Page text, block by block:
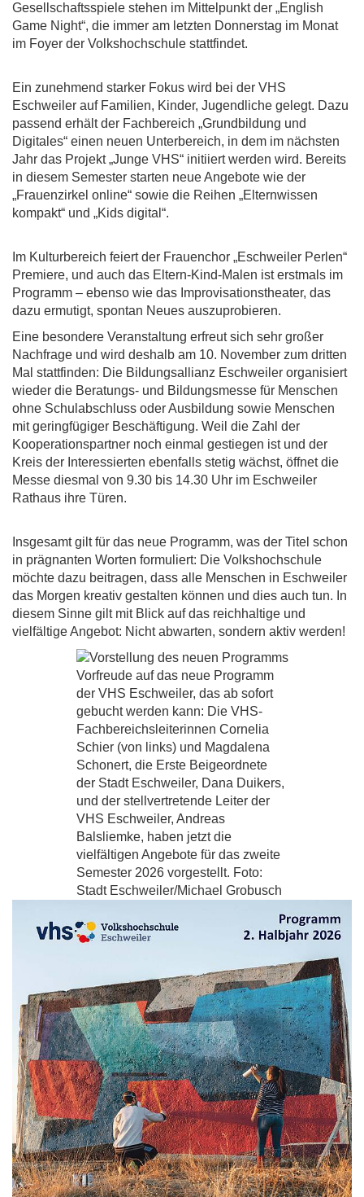
Gesellschaftsspiele stehen im Mittelpunkt der „English
Game Night“, die immer am letzten Donnerstag im Monat
im Foyer der Volkshochschule stattfindet.
Ein zunehmend starker Fokus wird bei der VHS
Eschweiler auf Familien, Kinder, Jugendliche gelegt. Dazu
passend erhält der Fachbereich „Grundbildung und
Digitales“ einen neuen Unterbereich, in dem im nächsten
Jahr das Projekt „Junge VHS“ initiiert werden wird. Bereits
in diesem Semester starten neue Angebote wie der
„Frauenzirkel online“ sowie die Reihen „Elternwissen
kompakt“ und „Kids digital“.
Im Kulturbereich feiert der Frauenchor „Eschweiler Perlen“
Premiere, und auch das Eltern-Kind-Malen ist erstmals im
Programm – ebenso wie das Improvisationstheater, das
dazu ermutigt, spontan Neues auszuprobieren.
Eine besondere Veranstaltung erfreut sich sehr großer
Nachfrage und wird deshalb am 10. November zum dritten
Mal stattfinden: Die Bildungsallianz Eschweiler organisiert
wieder die Beratungs- und Bildungsmesse für Menschen
ohne Schulabschluss oder Ausbildung sowie Menschen
mit geringfügiger Beschäftigung. Weil die Zahl der
Kooperationspartner noch einmal gestiegen ist und der
Kreis der Interessierten ebenfalls stetig wächst, öffnet die
Messe diesmal von 9.30 bis 14.30 Uhr im Eschweiler
Rathaus ihre Türen.
Insgesamt gilt für das neue Programm, was der Titel schon
in prägnanten Worten formuliert: Die Volkshochschule
möchte dazu beitragen, dass alle Menschen in Eschweiler
das Morgen kreativ gestalten können und dies auch tun. In
diesem Sinne gilt mit Blick auf das reichhaltige und
vielfältige Angebot: Nicht abwarten, sondern aktiv werden!
Vorfreude auf das neue Programm
der VHS Eschweiler, das ab sofort
gebucht werden kann: Die VHS-
Fachbereichsleiterinnen Cornelia
Schier (von links) und Magdalena
Schonert, die Erste Beigeordnete
der Stadt Eschweiler, Dana Duikers,
und der stellvertretende Leiter der
VHS Eschweiler, Andreas
Balsliemke, haben jetzt die
vielfältigen Angebote für das zweite
Semester 2026 vorgestellt. Foto:
Stadt Eschweiler/Michael Grobusch